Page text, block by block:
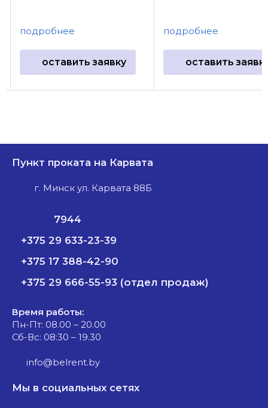
подробнее
оставить заявку
подробнее
оставить
Пункт проката на Карвата
г. Минск ул. Карвата 88Б
7944
+375 29 633-23-39
+375 17 388-42-90
+375 29 666-55-93 (отдел продаж)
Время работы:
Пн-Пт: 08.00 – 20.00
Сб-Вс: 08:30 – 19.30
info@belrent.by
Мы в социальных сетях